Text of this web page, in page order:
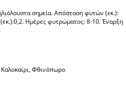
σημεία. Απόσταση φυτών (εκ.):
Ημέρες φυτρώματος: 8-10. Έναρξη
Φθινόπωρο